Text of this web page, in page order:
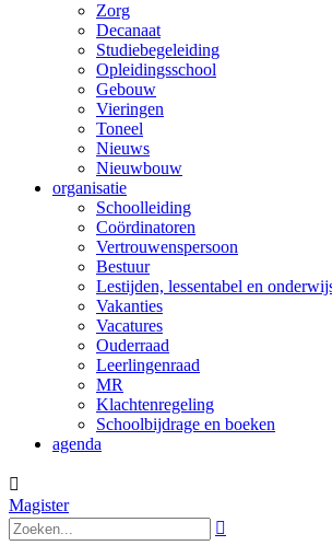
Zorg
Decanaat
Studiebegeleiding
Opleidingsschool
Gebouw
Vieringen
Toneel
Nieuws
Nieuwbouw
organisatie
Schoolleiding
Coördinatoren
Vertrouwenspersoon
Bestuur
Lestijden, lessentabel en
Vakanties
Vacatures
Ouderraad
Leerlingenraad
MR
Klachtenregeling
Schoolbijdrage en boeken
agenda

Magister
